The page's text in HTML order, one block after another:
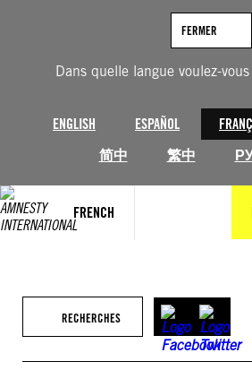
Dans quelle langue voulez-
ENGLISH ESPAÑOL
简中
繁中
FERMER
FRENCH
RECHERCHES